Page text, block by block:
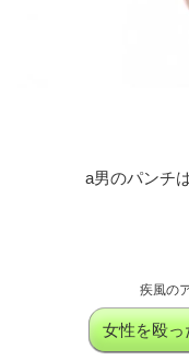
a男のパンチ
疾風の
女性を殴っ